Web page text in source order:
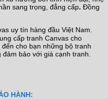
sang trọng, đẳng cấp. Đồng
uy tín hàng đầu Việt Nam.
cấp tranh Canvas cho
cho bạn những bộ tranh
bảo với giá cạnh tranh.
HÀNH: